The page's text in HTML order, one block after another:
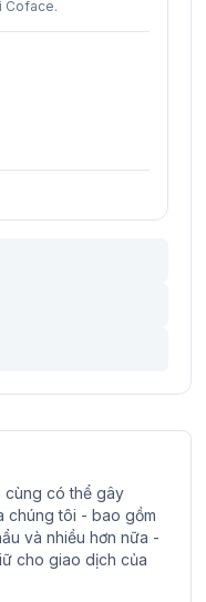
Coface.
cùng có thể gây
chúng tôi - bao gồm
và nhiều hơn nữa -
cho giao dịch của